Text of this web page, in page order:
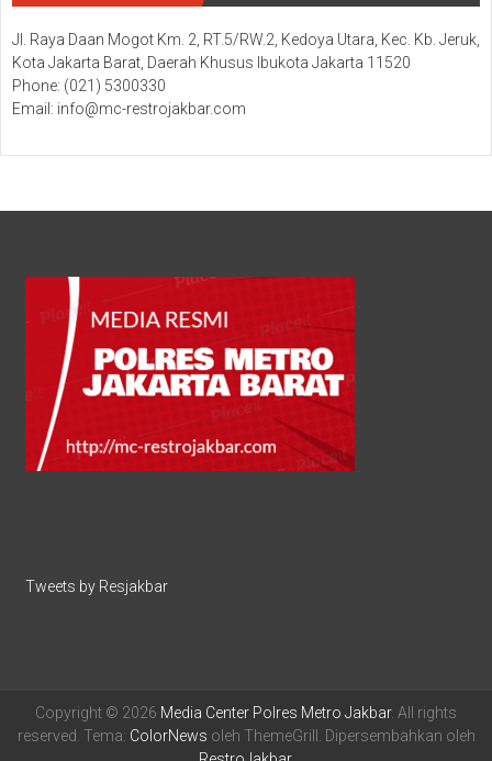
Jl. Raya Daan Mogot Km. 2, RT.5/RW.2, Kedoya Utara, Kec. Kb. Jeruk,
Kota Jakarta Barat, Daerah Khusus Ibukota Jakarta 11520
Phone: (021) 5300330
Email: info@mc-restrojakbar.com
Tweets by Resjakbar
Copyright © 2026 Media Center Polres Metro Jakbar. All rights
reserved. Tema: ColorNews oleh ThemeGrill. Dipersembahkan oleh